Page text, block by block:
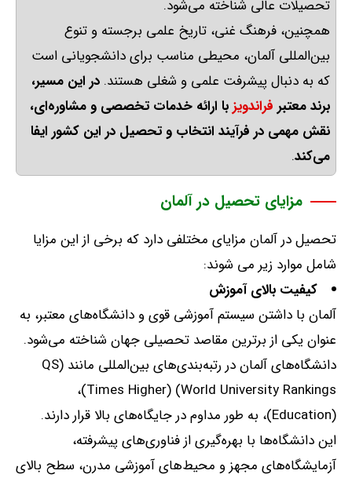
تحصیلات عالی شناخته می‌شود.
همچنین، فرهنگ غنی، تاریخ علمی برجسته و تنوع
بین‌المللی آلمان، محیطی مناسب برای دانشجویانی است
که به دنبال پیشرفت علمی و شغلی هستند. در این مسیر،
برندمعتبر فراندویزبا ارائه خدمات تخصصی و مشاوره‌ای،
نقش مهمی در فرآیند انتخاب و تحصیل در این کشور ایفا
می‌کند.
مزایای تحصیل در آلمان
تحصیل در آلمان مزایای مختلفی دارد که برخی از این مزایا
شامل موارد زیر می شوند:
کیفیت بالای آموزش
آلمان با داشتن سیستم آموزشی قوی و دانشگاه‌های معتبر، به
عنوان یکی از برترین مقاصد تحصیلی جهان شناخته می‌شود.
دانشگاه‌های آلمان در رتبه‌بندی‌های بین‌المللی مانند (QS
World University Rankings) (Times Higher)،
(Education)
، به طور مداوم در جایگاه‌های بالا قرار دارند.
این دانشگاه‌ها با بهره‌گیری از فناوری‌های پیشرفته،
آزمایشگاه‌های مجهز و محیط‌های آموزشی مدرن، سطح بالای